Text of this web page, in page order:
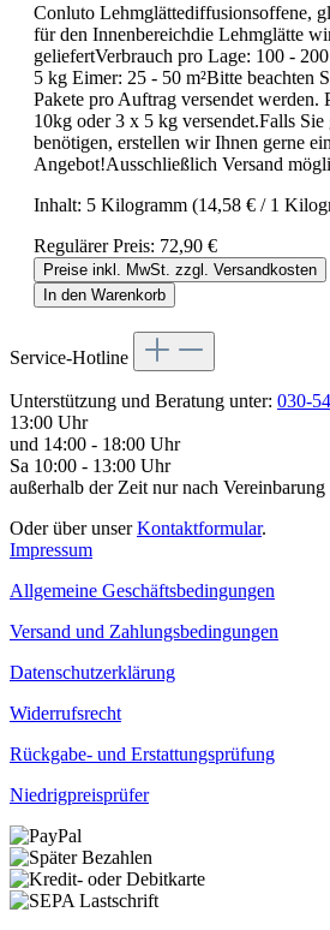
Conluto Lehmglättediffusionsoffene,
für den Innenbereichdie Lehmglätte
geliefertVerbrauch pro Lage: 100 -
5 kg Eimer: 25 - 50 m²Bitte beachten
Pakete pro Auftrag versendet werden.
10kg oder 3 x 5 kg versendet.Falls Sie
benötigen, erstellen wir Ihnen gerne ein
Angebot!Ausschließlich Versand
Inhalt: 5 Kilogramm (14,58 € / 1
Regulärer Preis: 72,90 €
Preise inkl. MwSt. zzgl. Versandkosten
In den Warenkorb
Service-Hotline
Unterstützung und Beratung unter: 030-
13:00 Uhr
und 14:00 - 18:00 Uhr
Sa 10:00 - 13:00 Uhr
außerhalb der Zeit nur nach Vereinbarung
Oder über unserKontaktformular.
Impressum
Allgemeine Geschäftsbedingungen
Versand und Zahlungsbedingungen
Datenschutzerklärung
Widerrufsrecht
Rückgabe- und Erstattungsprüfung
Niedrigpreisprüfer